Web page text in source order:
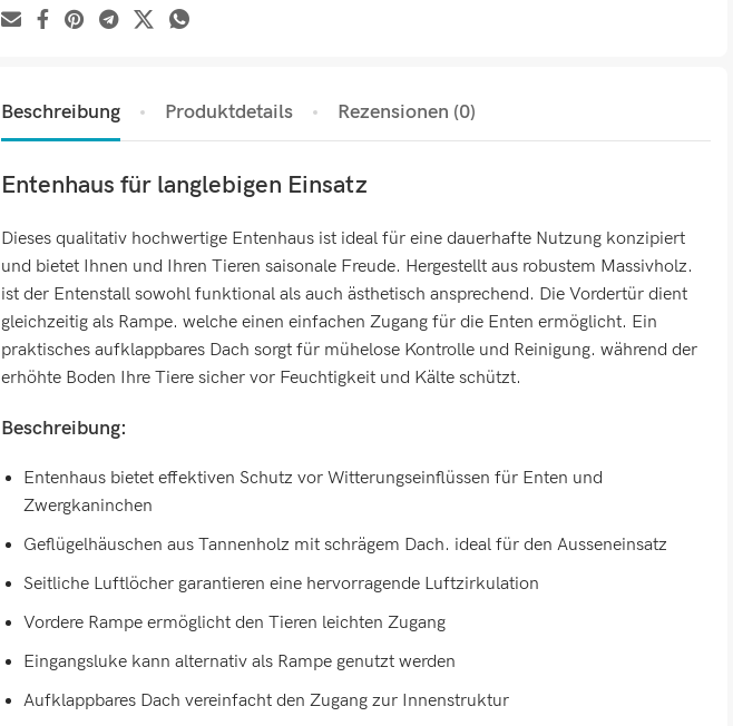
Beschreibung Produktdetails Rezensionen (0)
Entenhaus für langlebigen Einsatz
Dieses qualitativ hochwertige Entenhaus ist ideal für eine dauerhafte Nutzung konzipiert
und bietet Ihnen und Ihren Tieren saisonale Freude. Hergestellt aus robustem Massivholz.
ist der Entenstall sowohl funktional als auch ästhetisch ansprechend. Die Vordertür dient
gleichzeitig als Rampe. welche einen einfachen Zugang für die Enten ermöglicht. Ein
praktisches aufklappbares Dach sorgt für mühelose Kontrolle und Reinigung. während der
erhöhte Boden Ihre Tiere sicher vor Feuchtigkeit und Kälte schützt.
Beschreibung:
Entenhaus bietet effektiven Schutz vor Witterungseinflüssen für Enten und
Zwergkaninchen
Geflügelhäuschen aus Tannenholz mit schrägem Dach. ideal für den Ausseneinsatz
Seitliche Luftlöcher garantieren eine hervorragende Luftzirkulation
Vordere Rampe ermöglicht den Tieren leichten Zugang
Eingangsluke kann alternativ als Rampe genutzt werden
Aufklappbares Dach vereinfacht den Zugang zur Innenstruktur